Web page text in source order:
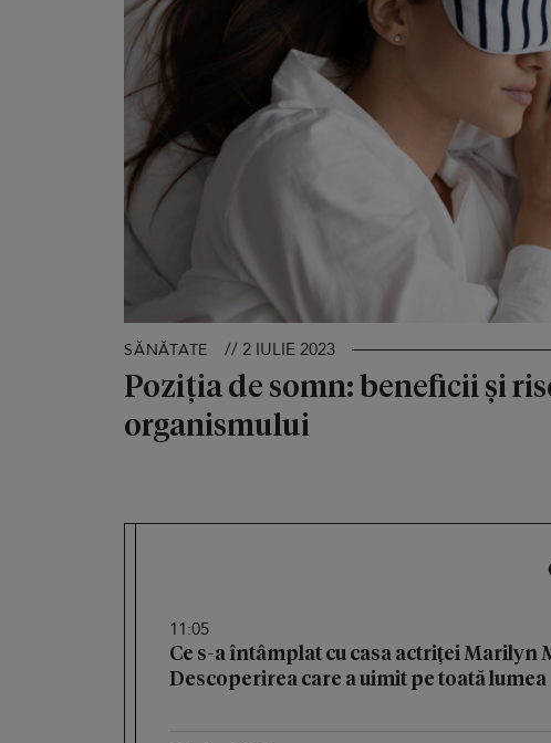
SĂNĂTATE // 2 IULIE 2023
Poziția de somn: beneficii și
organismului
11:05
Ce s-a întâmplat cu casa actriței Marilyn
Descoperirea care a uimit pe toată lumea